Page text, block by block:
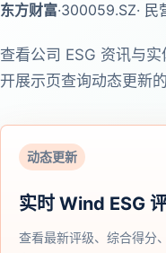
东方财富·300059.SZ· 民
查看公司 ESG 资讯与
开展示页查询动态更新
动态更新
实时 Wind ESG
查看最新评级、综合得分